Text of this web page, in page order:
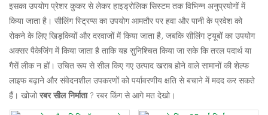
इसका उपयोग प्रेशर कुकर से लेकर हाइड्रोलिक सिस्टम तक विभिन्न अनुप्रयोगों में
किया जाता है। सीलिंग स्ट्रिप्स का उपयोग आमतौर पर हवा और पानी के प्रवेश को
रोकने के लिए खिड़कियों और दरवाजों में किया जाता है, जबकि सीलिंग ट्यूबों का उपयोग
अक्सर पैकेजिंग में किया जाता है ताकि यह सुनिश्चित किया जा सके कि तरल पदार्थ या
गैसें लीक न हों। उचित रूप से सील किए गए उत्पाद खराब होने वाले सामानों की शेल्फ
लाइफ बढ़ाने और संवेदनशील उपकरणों को पर्यावरणीय क्षति से बचाने में मदद कर सकते
हैं। खोजोरबर सील निर्माता ? रबर किंग से आगे मत देखो।